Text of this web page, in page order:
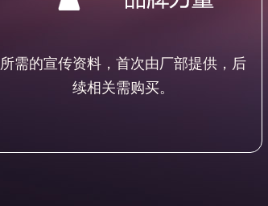
所需的宣传资料，首次由厂部提供，后
续相关需购买。